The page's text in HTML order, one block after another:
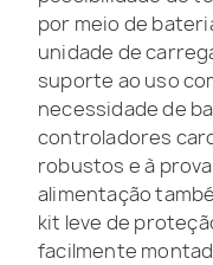
por meio de
unidade de
suporte ao uso
necessidade de
controladores
robustos e à
alimentação
kit leve de
facilmente